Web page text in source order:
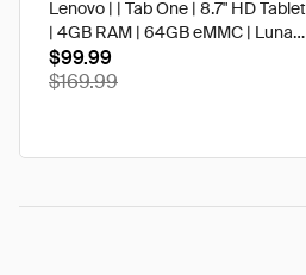
Lenovo | | Tab One | 8.7" HD Tablet
| 4GB RAM | 64GB eMMC | Luna
Grey | Best Buy
$99.99
$169.99